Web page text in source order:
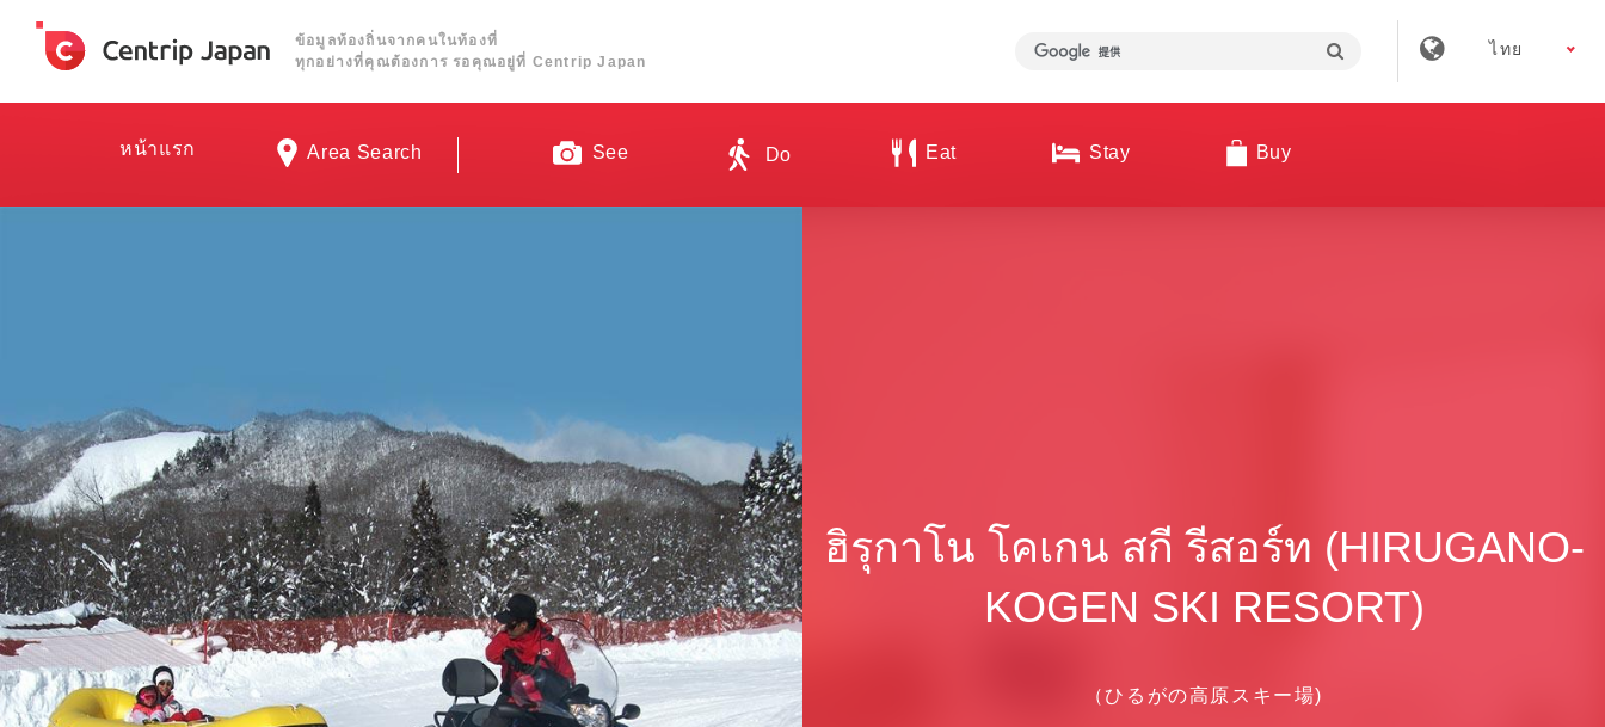
ข้อมูลท้องถิ่นจากคนในท้องที่
ทุกอย่างที่คุณต้องการ รอคุณอยู่ที่ Centrip Japan
ไทย
หน้าแรก Area Search See Do Eat Stay Buy
ฮิรุกาโน โคเกน สกี รีสอร์ท (HIRUGANO-
KOGEN SKI RESORT)
（ひるがの高原スキー場)